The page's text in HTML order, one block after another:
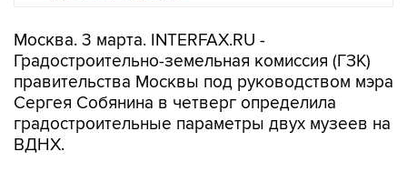
Москва. 3 марта. INTERFAX.RU -
Градостроительно-земельная комиссия (ГЗК)
правительства Москвы под руководством мэра
Сергея Собянина в четверг определила
градостроительные параметры двух музеев на
ВДНХ.